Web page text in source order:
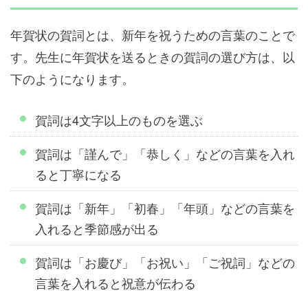
年賀状の賀詞とは、新年を祝うための言葉のことで
す。先生に年賀状を送るときの賀詞の選び方は、以
下のようになります。
賀詞は4文字以上のものを選ぶ
賀詞は「謹んで」「恭しく」などの言葉を入れ
ると丁寧になる
賀詞は「新年」「初春」「年頭」などの言葉を
入れると季節感が出る
賀詞は「お慶び」「お祝い」「ご祝詞」などの
言葉を入れると祝意が伝わる